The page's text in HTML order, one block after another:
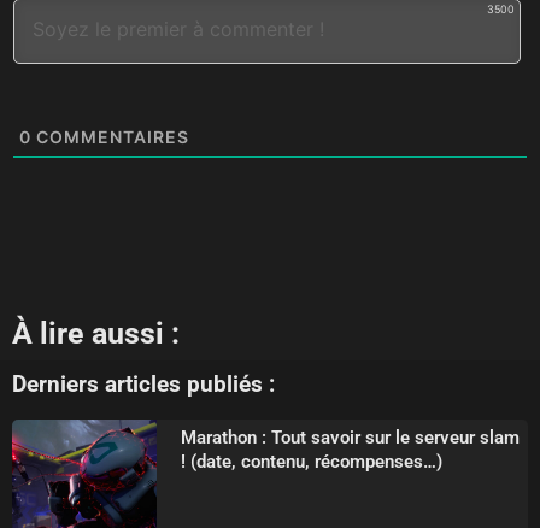
3500
0 COMMENTAIRES
À lire aussi :
Derniers articles publiés :
Marathon : Tout savoir sur le serveur slam
! (date, contenu, récompenses…)